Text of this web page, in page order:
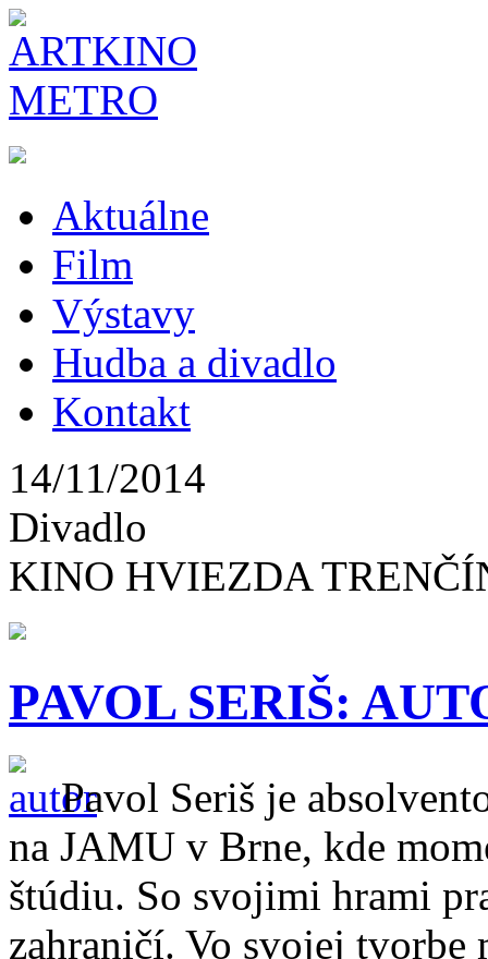
Aktuálne
Film
Výstavy
Hudba a divadlo
Kontakt
14/11/2014
Divadlo
KINO HVIEZDA
PAVOL SERIŠ:
Pavol Seriš je
na JAMU v Brne, kde
štúdiu. So svojimi hrami
zahraničí. Vo svojej tvorbe